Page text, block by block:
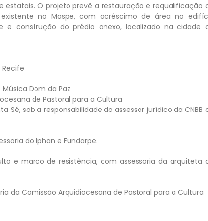
estatais. O projeto prevê a restauração e requalificação
no Maspe, com acréscimo de área no
e construção do prédio anexo, localizado na cidade
Recife
Dom da Paz
de Pastoral para a Cultura
Sé, sob a responsabilidade do assessor jurídico da CNBB
do Iphan e Fundarpe.
e marco de resistência, com assessoria da arquiteta
da Comissão Arquidiocesana de Pastoral para a Cultura